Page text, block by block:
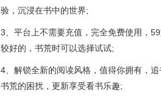
验，沉浸在书中的世界;
3、平台上不需要充值，完全免费使用，
较好的，书荒时可以选择试试;
4、解锁全新的阅读风格，值得你拥有，
书荒的困扰，更新享受看书乐趣;